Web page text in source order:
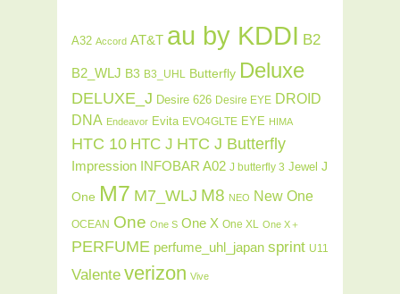
A32 Accord AT&T au by KDDI B2
B2_WLJ B3 B3_UHL Butterfly Deluxe
DELUXE_J Desire 626 Desire EYE DROID
DNA Endeavor Evita EVO4GLTE EYE HIMA
HTC 10 HTC J HTC J Butterfly
Impression INFOBAR A02 J butterfly 3 Jewel J
One M7 M7_WLJ M8 NEO New One
OCEAN One One S One X One XL One X＋
PERFUME perfume_uhl_japan sprint U11
Valente verizon Vive